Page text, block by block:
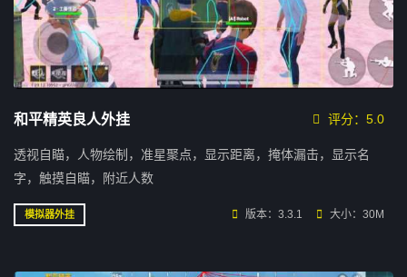
和平精英良人外挂 评分：5.0
透视自瞄，人物绘制，准星聚点，显示距离，掩体漏击，显示名
字，触摸自瞄，附近人数
模拟器外挂 版本：3.3.1 大小：30M